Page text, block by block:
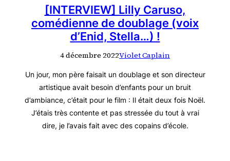
[INTERVIEW] Lilly Caruso,
comédienne de doublage (voix
d’Enid, Stella…) !
4 décembre 2022Violet Caplain
Un jour, mon père faisait un doublage et son directeur
artistique avait besoin d’enfants pour un bruit
d’ambiance, c’était pour le film : Il était deux fois Noël.
J’étais très contente et pas stressée du tout à vrai
dire, je l’avais fait avec des copains d’école.